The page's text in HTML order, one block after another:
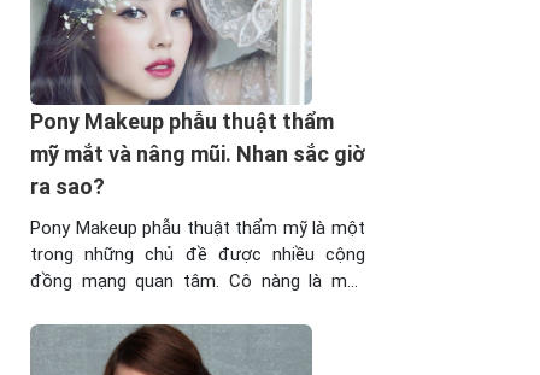
Pony Makeup phẫu thuật thẩm
mỹ mắt và nâng mũi. Nhan sắc giờ
ra sao?
Pony Makeup phẫu thuật thẩm mỹ là một
trong những chủ đề được nhiều cộng
đồng mạng quan tâm. Cô nàng là một
makeup cho những tên tuổi nổi tiếng
hàng đầu của các sao Hàn Quốc. Cô